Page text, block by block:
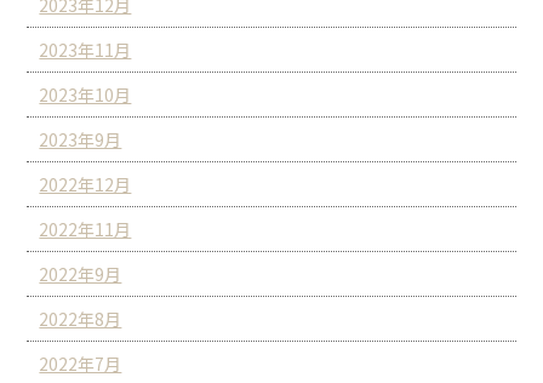
2023年11月
2023年10月
2023年9月
2022年12月
2022年11月
2022年9月
2022年8月
2022年7月